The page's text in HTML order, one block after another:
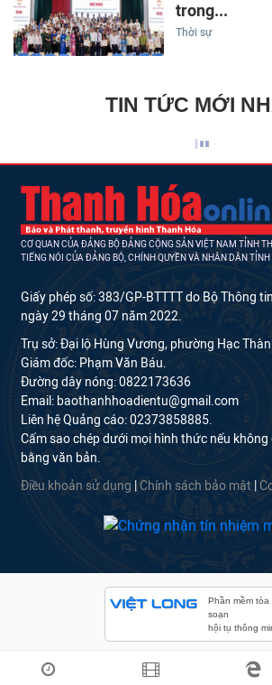
trong...
Thời sự
TIN TỨC MỚI
CƠ QUAN CỦA ĐẢNG BỘ ĐẢNG CỘNG SẢN VIỆT NAM TỈNH
TIẾNG NÓI CỦA ĐẢNG BỘ, CHÍNH QUYỀN VÀ NHÂN DÂN
Giấy phép số: 383/GP-BTTTT do Bộ Thông
ngày 29 tháng 07 năm 2022.
Trụ sở: Đại lộ Hùng Vương, phường Hạc
Giám đốc: Phạm Văn Báu.
Đường dây nóng: 0822173636
Email: baothanhhoadientu@gmail.com
Liên hệ Quảng cáo: 02373858885.
Cấm sao chép dưới mọi hình thức nếu
bằng văn bản.
Điều khoản sử dụng Chính sách bảo mật
Phần mềm tòa
soạn
hội tụ thông